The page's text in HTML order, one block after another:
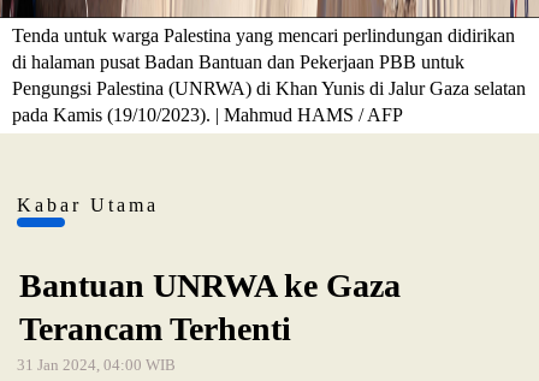
Tenda untuk warga Palestina yang mencari perlindungan didirikan
di halaman pusat Badan Bantuan dan Pekerjaan PBB untuk
Pengungsi Palestina (UNRWA) di Khan Yunis di Jalur Gaza selatan
pada Kamis (19/10/2023). | Mahmud HAMS / AFP
Kabar Utama
Bantuan UNRWA ke Gaza
Terancam Terhenti
31 Jan 2024, 04:00 WIB